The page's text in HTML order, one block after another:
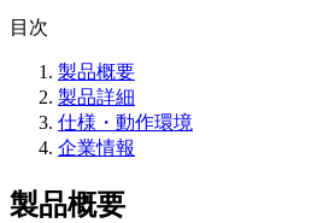
目次
製品概要
製品詳細
仕様・動作環境
企業情報
製品概要